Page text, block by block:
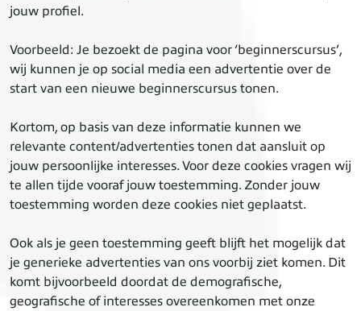
jouw profiel.
Voorbeeld: Je bezoekt de pagina voor ‘beginnerscursus’,
wij kunnen je op social media een advertentie over de
start van een nieuwe beginnerscursus tonen.
Kortom, op basis van deze informatie kunnen we
relevante content/advertenties tonen dat aansluit op
jouw persoonlijke interesses. Voor deze cookies vragen wij
te allen tijde vooraf jouw toestemming. Zonder jouw
toestemming worden deze cookies niet geplaatst.
Ook als je geen toestemming geeft blijft het mogelijk dat
je generieke advertenties van ons voorbij ziet komen. Dit
komt bijvoorbeeld doordat de demografische,
geografische of interesses overeenkomen met onze